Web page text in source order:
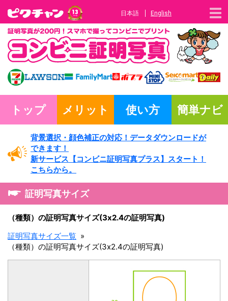
日本語 English
トップ メリット 使い方 簡単ナビ
背景選択・ 顔色補正の対応！ データダウンロードが
できます！
新サービス 【コンビニ証明写真プラス】
スタート！
こちらから。
証明写真サイズ
（種類）の証明写真サイズ(3x2.4の証明写真)
証明写真サイズ一覧
（種類）の証明写真サイズ(3x2.4の証明写真)